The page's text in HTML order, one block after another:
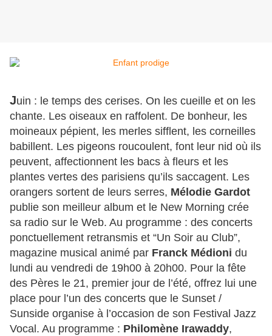
Juin : le temps des cerises. On les cueille et on les
chante. Les oiseaux en raffolent. De bonheur, les
moineaux pépient, les merles sifflent, les corneilles
babillent. Les pigeons roucoulent, font leur nid où ils
peuvent, affectionnent les bacs à fleurs et les
plantes vertes des parisiens qu’ils saccagent. Les
orangers sortent de leurs serres, Mélodie Gardot
publie son meilleur album et le New Morning crée
sa radio sur le Web. Au programme : des concerts
ponctuellement retransmis et “Un Soir au Club”,
magazine musical animé par Franck Médioni du
lundi au vendredi de 19h00 à 20h00. Pour la fête
des Pères le 21, premier jour de l’été, offrez lui une
place pour l’un des concerts que le Sunset /
Sunside organise à l’occasion de son Festival Jazz
Vocal. Au programme : Philomène Irawaddy,